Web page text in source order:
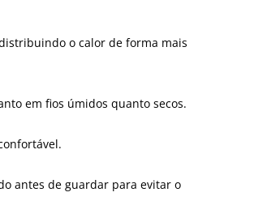
o calor de forma mais
em fios úmidos quanto secos.
antes de guardar para evitar o